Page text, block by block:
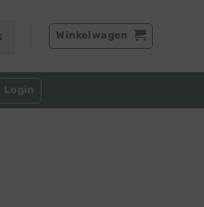
Winkelwagen
Login